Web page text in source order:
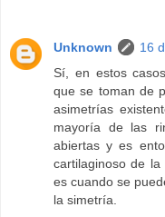
Unknown
16
Sí, en estos
que se toman de
asimetrías
mayoría de las
abiertas y es
cartilaginoso de
es cuando se
la simetría.